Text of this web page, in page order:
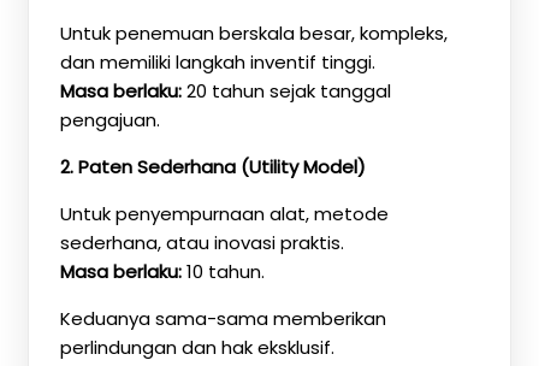
Untuk penemuan berskala besar, kompleks,
dan memiliki langkah inventif tinggi.
Masa berlaku:20 tahun sejak tanggal
pengajuan.
2. Paten Sederhana (Utility Model)
Untuk penyempurnaan alat, metode
sederhana, atau inovasi praktis.
Masa berlaku:10 tahun.
Keduanya sama-sama memberikan
perlindungan dan hak eksklusif.